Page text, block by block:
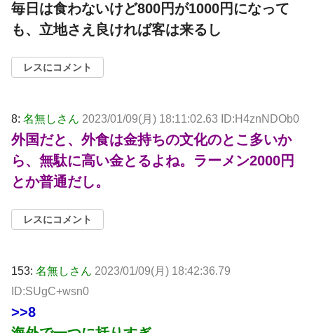
毎日は食わないけど800円が1000円になって
も、立地さえ良ければ客は来るし
レスにコメント
8: 名無しさん 2023/01/09(月) 18:11:02.63 ID:H4znNDOb0
外国だと、外食は金持ちの文化のとこ多いか
ら、無駄に高い金とるよね。ラーメン2000円
とか普通だし。
レスにコメント
153: 名無しさん 2023/01/09(月) 18:42:36.79
ID:SUgC+wsn0
>>8